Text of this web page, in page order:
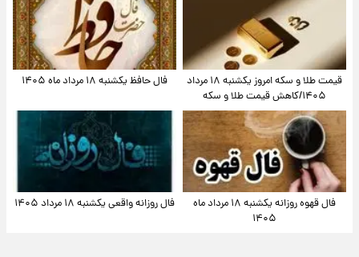
قیمت طلا و سکه امروز یکشنبه ۱۸ مرداد
۱۴۰۵/کاهش قیمت طلا و سکه
فال حافظ یکشنبه ۱۸ مرداد ماه ۱۴۰۵
فال قهوه روزانه یکشنبه ۱۸ مرداد ماه
۱۴۰۵
فال روزانه واقعی یکشنبه ۱۸ مرداد ۱۴۰۵